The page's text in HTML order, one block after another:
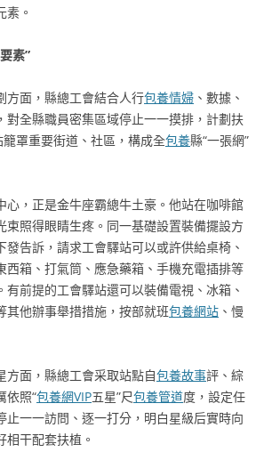
素。
素”
方面，縣總工會結合人行包養情婦 、數據、
對全縣職員密集區域停止一一摸排，計劃扶
罩重要街道、社區，構成全包養縣“一張網”
心，正是金牛座霸總牛土豪。他站在咖啡館
束照得眼睛生疼。同一基礎設置裝備擺設方
發告訴，請求工會驛站可以或許供給桌椅、
西箱、打氣筒、應急藥箱、手機充電插排等
有前提的工會驛站還可以裝備電視、冰箱、
其他辦事舉措措施，按部就班包養網站 、慢
方面，縣總工會采取站點自包養故事評、綜
依照“包養網VIP五星”尺包養管道度，設定任
止一一訪問、逐一打分，明白星級后實時向
干配套扶植。